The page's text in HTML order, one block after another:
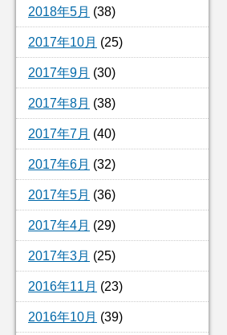
2018年5月 (38)
2017年10月 (25)
2017年9月 (30)
2017年8月 (38)
2017年7月 (40)
2017年6月 (32)
2017年5月 (36)
2017年4月 (29)
2017年3月 (25)
2016年11月 (23)
2016年10月 (39)